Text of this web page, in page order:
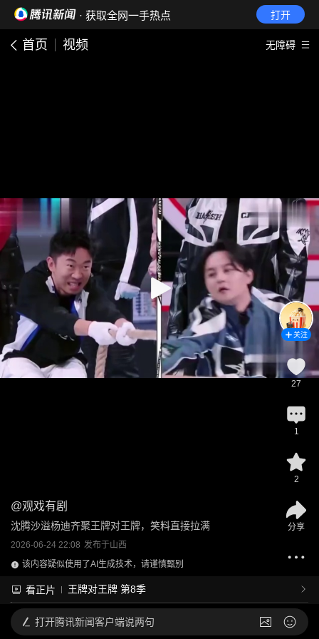
· 获取全网一手热点 打开
首页 视频 无障碍
@观戏有剧
沈腾沙溢杨迪齐聚王牌对王牌，笑料直接拉满
2026-06-24 22:08 发布于山西
该内容疑似使用了AI生成技术，请谨慎甄别
看正片 王牌对王牌 第8季
关注
27
1
2
分享
打开腾讯新闻客户端说两句